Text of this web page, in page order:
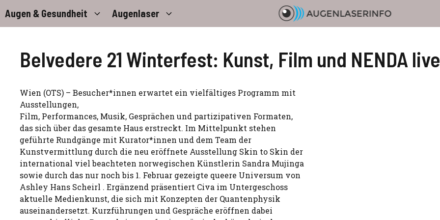
Inhalt
springen
Augen & Gesundheit Augenlaser
Belvedere 21 Winterfest: Kunst, Film und NENDA live
Wien (OTS) – Besucher*innen erwartet ein vielfältiges Programm mit
Ausstellungen,
Film, Performances, Musik, Gesprächen und partizipativen Formaten,
das sich über das gesamte Haus erstreckt. Im Mittelpunkt stehen
geführte Rundgänge mit Kurator*innen und dem Team der
Kunstvermittlung durch die neu eröffnete Ausstellung Skin to Skin der
international viel beachteten norwegischen Künstlerin Sandra Mujinga
sowie durch das nur noch bis 1. Februar gezeigte queere Universum von
Ashley Hans Scheirl . Ergänzend präsentiert Civa im Untergeschoss
aktuelle Medienkunst, die sich mit Konzepten der Quantenphysik
auseinandersetzt. Kurzführungen und Gespräche eröffnen dabei